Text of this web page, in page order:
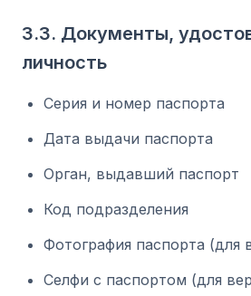
3.3. Документы,
личность
Серия и номер паспорта
Дата выдачи паспорта
Орган, выдавший паспорт
Код подразделения
Фотография паспорта (для
Селфи с паспортом (для